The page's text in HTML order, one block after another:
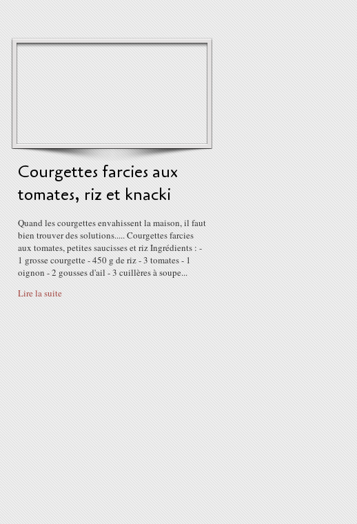
Courgettes farcies aux
tomates, riz et knacki
Quand les courgettes envahissent la maison, il faut
bien trouver des solutions..... Courgettes farcies
aux tomates, petites saucisses et riz Ingrédients : -
1 grosse courgette - 450 g de riz - 3 tomates - 1
oignon - 2 gousses d'ail - 3 cuillères à soupe...
Lire la suite